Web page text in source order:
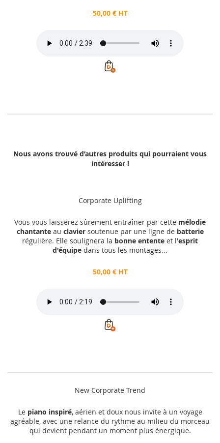
50,00 € HT
Nous avons trouvé d’autres produits qui pourraient vous
intéresser !
Corporate Uplifting
Vous vous laisserez sûrement entraîner par cette mélodie
chantanteau claviersoutenue par une ligne de batterie
régulière. Elle soulignera la bonne entente et l'esprit
d'équipe dans tous les montages...
50,00 € HT
New Corporate Trend
Le piano inspiré, aérien et doux nous invite à un voyage
agréable, avec une relance du rythme au milieu du morceau
qui devient pendant un moment plus énergique.